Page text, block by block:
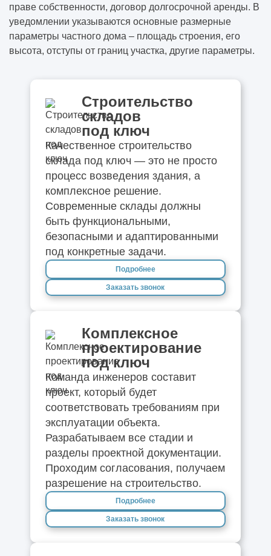
праве собственности, договор долгосрочной аренды. В
уведомлении указываются основные размерные
параметры частного дома – площадь строения, его
высота, отступы от границ участка, другие параметры.
Строительство
складов
под ключ
Качественное строительство
склада под ключ — это не просто
процесс возведения здания, а
комплексное решение.
Современные склады должны
быть функциональными,
безопасными и адаптированными
под конкретные задачи.
Подробнее
Заказать звонок
Комплексное
проектирование
под ключ
Команда инженеров составит
проект, который будет
соответствовать требованиям при
эксплуатации объекта.
Разрабатываем все стадии и
разделы проектной документации.
Проходим согласования, получаем
разрешение на строительство.
Подробнее
Заказать звонок